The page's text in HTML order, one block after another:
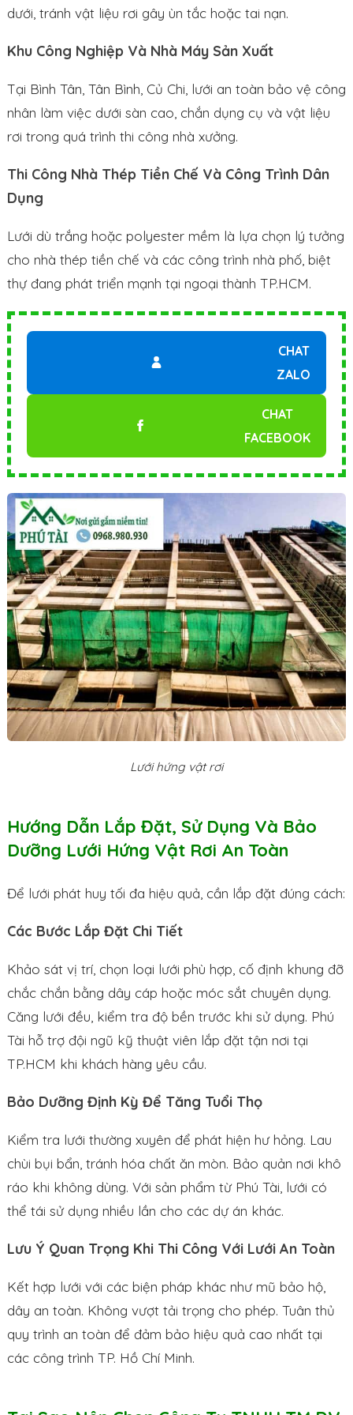
dưới, tránh vật liệu rơi gây ùn tắc hoặc tai nạn.
Khu Công Nghiệp Và Nhà Máy Sản Xuất
Tại Bình Tân, Tân Bình, Củ Chi, lưới an toàn bảo vệ công
nhân làm việc dưới sàn cao, chắn dụng cụ và vật liệu
rơi trong quá trình thi công nhà xưởng.
Thi Công Nhà Thép Tiền Chế Và Công Trình Dân
Dụng
Lưới dù trắng hoặc polyester mềm là lựa chọn lý tưởng
cho nhà thép tiền chế và các công trình nhà phố, biệt
thự đang phát triển mạnh tại ngoại thành TP.HCM.
CHAT
ZALO
CHAT
FACEBOOK
Lưới hứng vật rơi
Hướng Dẫn Lắp Đặt, Sử Dụng Và Bảo
Dưỡng Lưới Hứng Vật Rơi An Toàn
Để lưới phát huy tối đa hiệu quả, cần lắp đặt đúng cách:
Các Bước Lắp Đặt Chi Tiết
Khảo sát vị trí, chọn loại lưới phù hợp, cố định khung đỡ
chắc chắn bằng dây cáp hoặc móc sắt chuyên dụng.
Căng lưới đều, kiểm tra độ bền trước khi sử dụng. Phú
Tài hỗ trợ đội ngũ kỹ thuật viên lắp đặt tận nơi tại
TP.HCM khi khách hàng yêu cầu.
Bảo Dưỡng Định Kỳ Để Tăng Tuổi Thọ
Kiểm tra lưới thường xuyên để phát hiện hư hỏng. Lau
chùi bụi bẩn, tránh hóa chất ăn mòn. Bảo quản nơi khô
ráo khi không dùng. Với sản phẩm từ Phú Tài, lưới có
thể tái sử dụng nhiều lần cho các dự án khác.
Lưu Ý Quan Trọng Khi Thi Công Với Lưới An Toàn
Kết hợp lưới với các biện pháp khác như mũ bảo hộ,
dây an toàn. Không vượt tải trọng cho phép. Tuân thủ
quy trình an toàn để đảm bảo hiệu quả cao nhất tại
các công trình TP. Hồ Chí Minh.